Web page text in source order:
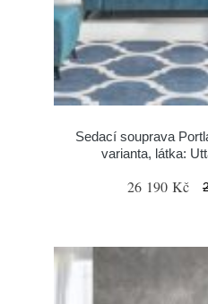
Sedací souprava
varianta, látka:
26 190 Kč